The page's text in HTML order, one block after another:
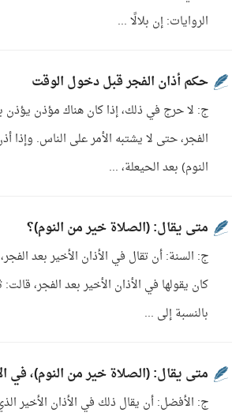
الروايات: إن بلالًا ...
حكم أذان الفجر قبل دخول الوقت
ج: لا حرج في ذلك، إذا كان هناك مؤذن يؤذن
الفجر، حتى لا يشتبه الأمر على الناس.
النوم) بعد الحيعلة، ...
متى يقال: (الصلاة خير من النوم)؟
ج: السنة: أن تقال في الأذان الأخير بعد
كان يقولها في الأذان الأخير بعد الفجر،
بالنسبة إلى ...
متى يقال: (الصلاة خير من النوم)، في
ج: الأفضل: أن يقال ذلك في الأذان الأخير